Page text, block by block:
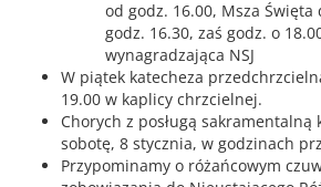
od godz. 16.00, Msza
godz. 16.30, zaś godz. o
wynagradzająca NSJ
W piątek katecheza
19.00 w kaplicy chrzcielnej.
Chorych z posługą sakramentalną
sobotę, 8 stycznia, w godzinach
Przypominamy o różańcowym